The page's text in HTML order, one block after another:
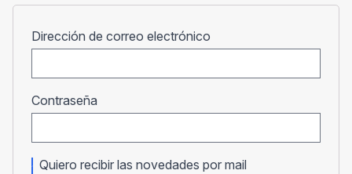
Dirección de correo electrónico
Contraseña
Quiero recibir las novedades por mail